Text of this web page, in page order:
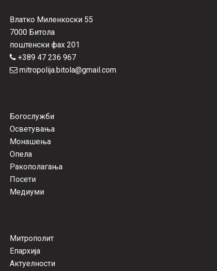
Влатко Миленкоски 55
7000 Битола
поштенски фах 201
+389 47 236 967
mitropolija.bitola@gmail.com
Богослужби
Осветувања
Монашења
Опела
Ракополагања
Посети
Медиуми
Митрополит
Епархија
Актуелности